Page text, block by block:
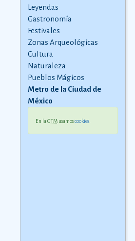
Leyendas
Gastronomía
Festivales
Zonas Arqueológicas
Cultura
Naturaleza
Pueblos Mágicos
Metro de la Ciudad de
México
En la GTMusamoscookies.